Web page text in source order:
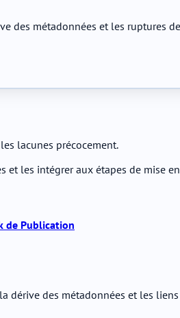
des métadonnées et les ruptures
lacunes précocement.
et les intégrer aux étapes de mise
de Publication
dérive des métadonnées et les